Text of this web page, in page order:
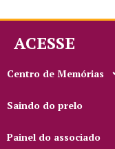
ACESSE
Centro de Memórias
Saindo do prelo
Painel do associado